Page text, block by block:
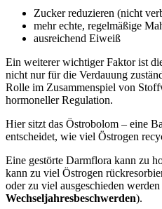
Zucker reduzieren (nicht
mehr echte, regelmäßige
ausreichend Eiweiß
Ein weiterer wichtiger Faktor ist
nicht nur für die Verdauung
Rolle im Zusammenspiel von
hormoneller Regulation.
Hier sitzt das Östrobolom – eine
entscheidet, wie viel Östrogen
Eine gestörte Darmflora kann zu
kann zu viel Östrogen
oder zu viel ausgeschieden
Wechseljahresbeschwerden).